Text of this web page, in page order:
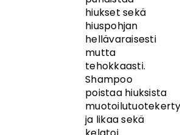
hiukset sekä
hiuspohjan
hellävaraisesti
mutta
tehokkaasti.
Shampoo
poistaa hiuksista
ja likaa sekä